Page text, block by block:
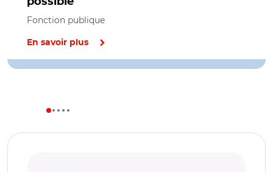
Fonction publique
En savoir plus